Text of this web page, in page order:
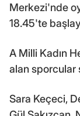
Merkezi'nde
18.45'te
A Milli Kadın
alan sporcular
Sara Keçeci,